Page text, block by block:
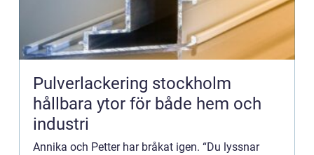
Pulverlackering stockholm
hållbara ytor för både hem och
industri
Annika och Petter har bråkat igen. “Du lyssnar